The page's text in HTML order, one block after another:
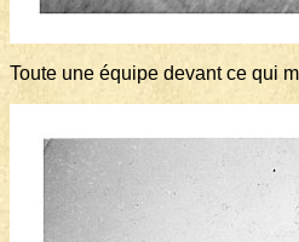
Toute une équipe devant ce qui